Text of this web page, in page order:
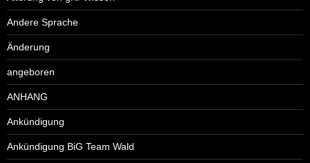
Andere Sprache
Änderung
angeboren
ANHANG
Ankündigung
Ankündigung BiG Team Wald